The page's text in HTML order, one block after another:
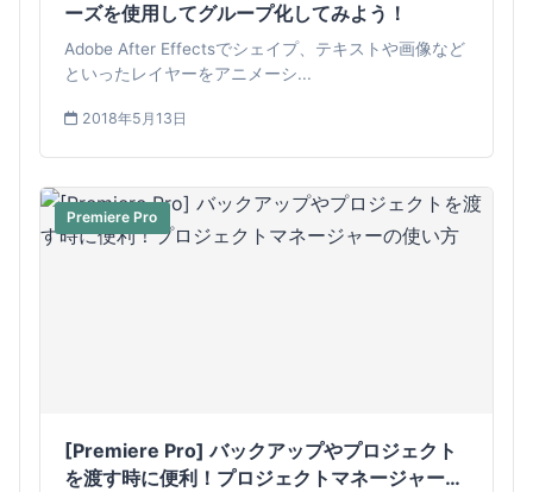
ーズを使用してグループ化してみよう！
Adobe After Effectsでシェイプ、テキストや画像など
といったレイヤーをアニメーシ...
2018年5月13日
Premiere Pro
[Premiere Pro] バックアップやプロジェクト
を渡す時に便利！プロジェクトマネージャーの